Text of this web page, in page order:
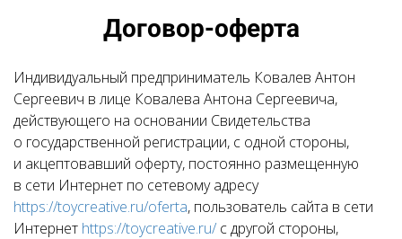
Договор-оферта
Индивидуальный предприниматель Ковалев Антон
Сергеевич в лице Ковалева Антона Сергеевича,
действующего на основании Свидетельства
о государственной регистрации, с одной стороны,
и акцептовавший оферту, постоянно размещенную
в сети Интернет по сетевому адресу
https://toycreative.ru/oferta, пользователь сайта в сети
Интернет https://toycreative.ru/ с другой стороны,